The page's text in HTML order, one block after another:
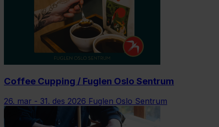
Coffee Cupping / Fuglen Oslo Sentrum
26. mar - 31. des 2026 Fuglen Oslo Sentrum